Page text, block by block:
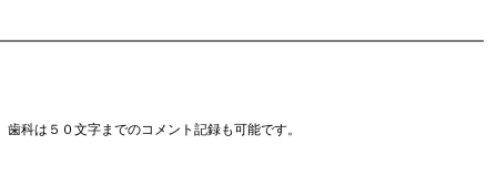
科は５０文字までのコメント記録も可能です。